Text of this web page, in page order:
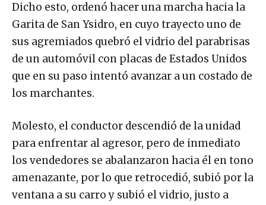
Dicho esto, ordenó hacer una marcha hacia la
Garita de San Ysidro, en cuyo trayecto uno de
sus agremiados quebró el vidrio del parabrisas
de un automóvil con placas de Estados Unidos
que en su paso intentó avanzar a un costado de
los marchantes.
Molesto, el conductor descendió de la unidad
para enfrentar al agresor, pero de inmediato
los vendedores se abalanzaron hacia él en tono
amenazante, por lo que retrocedió, subió por la
ventana a su carro y subió el vidrio, justo a